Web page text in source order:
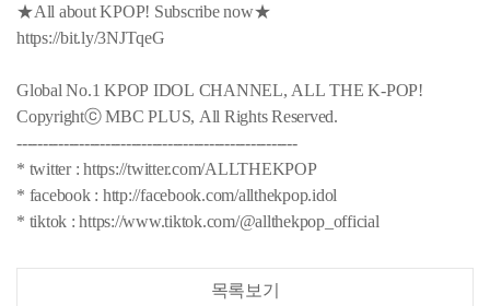
★All about KPOP! Subscribe now★
https://bit.ly/3NJTqeG
Global No.1 KPOP IDOL CHANNEL, ALL THE K-POP!
Copyrightⓒ MBC PLUS, All Rights Reserved.
------------------------------------------------------
* twitter : https://twitter.com/ALLTHEKPOP
* facebook : http://facebook.com/allthekpop.idol
* tiktok : https://www.tiktok.com/@allthekpop_official
목록보기